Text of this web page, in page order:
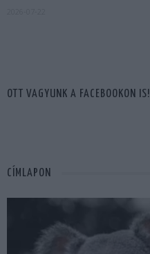
OTT VAGYUNK A FACEBOOKON IS!
CÍMLAPON